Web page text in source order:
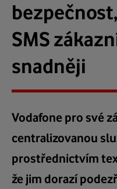
SMS
snadněji
Vodafone pro své
centralizovanou
prostřednictvím
že jim dorazí